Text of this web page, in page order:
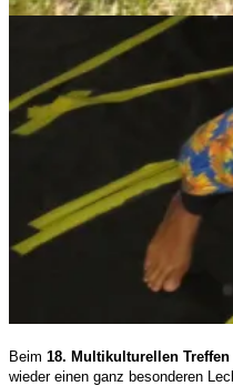
Beim 18. Multikulturellen Treffen
wieder einen ganz besonderen